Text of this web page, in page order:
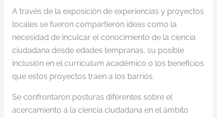
A través de la exposición de experiencias y proyectos
locales se fueron compartieron ideas como la
necesidad de inculcar el conocimiento de la ciencia
ciudadana desde edades tempranas, su posible
inclusión en el curriculum académico o los beneficios
que estos proyectos traen a los barrios.
Se confrontaron posturas diferentes sobre el
acercamiento a la ciencia ciudadana en el ámbito